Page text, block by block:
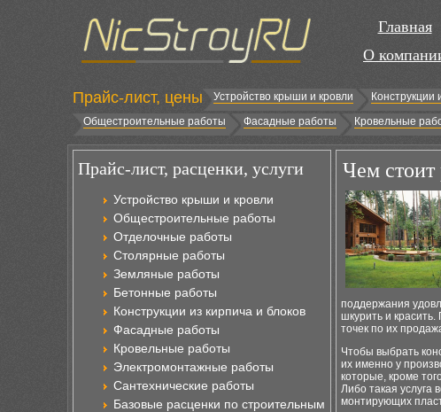
Главная
О
Прайс-лист, цены Устройство крыши и кровли Конструкции
Общестроительные работы
Фасадные работы Кровельные
Прайс-лист, расценки, услуги
Устройство крыши и кровли
Общестроительные работы
Отделочные работы
Столярные работы
Земляные работы
Бетонные работы
Конструкции из кирпича и блоков
Фасадные работы
Кровельные работы
Электромонтажные работы
Сантехнические работы
Базовые расценки по строительным
Чем стоит
поддержания
шкурить и
точек по их
Чтобы выбрать
их именно у
которые, кроме
Либо такая услуга
монтирующих